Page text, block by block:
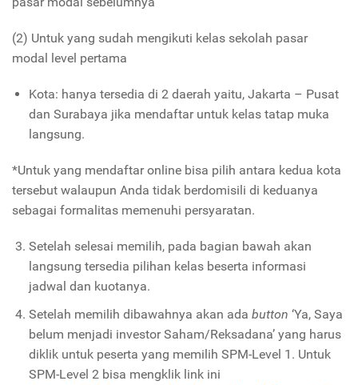
(2) Untuk yang sudah mengikuti kelas sekolah pasar
modal level pertama
Kota: hanya tersedia di 2 daerah yaitu, Jakarta – Pusat
dan Surabaya jika mendaftar untuk kelas tatap muka
langsung.
*Untuk yang mendaftar online bisa pilih antara kedua kota
tersebut walaupun Anda tidak berdomisili di keduanya
sebagai formalitas memenuhi persyaratan.
Setelah selesai memilih, pada bagian bawah akan
langsung tersedia pilihan kelas beserta informasi
jadwal dan kuotanya.
Setelah memilih dibawahnya akan ada button ‘Ya, Saya
belum menjadi investor Saham/Reksadana’ yang harus
diklik untuk peserta yang memilih SPM-Level 1. Untuk
SPM-Level 2 bisa mengklik link ini